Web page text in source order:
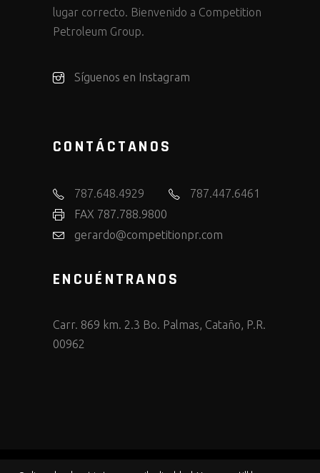
lugar correcto. Bienvenido a Competition
Petroleum Group.
Síguenos en Instagram
CONTÁCTANOS
787.648.4929
787.447.6461
FAX 787.788.9800
gerardo@competitionpr.com
ENCUÉNTRANOS
Carr. 869 km. 2.3 Bo. Palmas, Cataño, P.R.
00962